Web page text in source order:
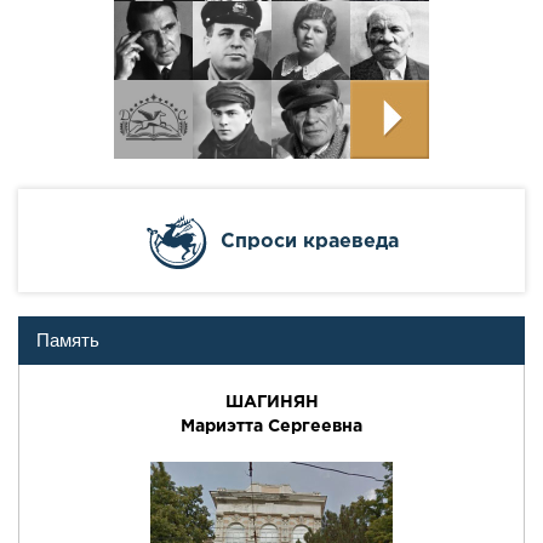
Cпроси краеведа
Память
ШАГИНЯН
Мариэтта Сергеевна